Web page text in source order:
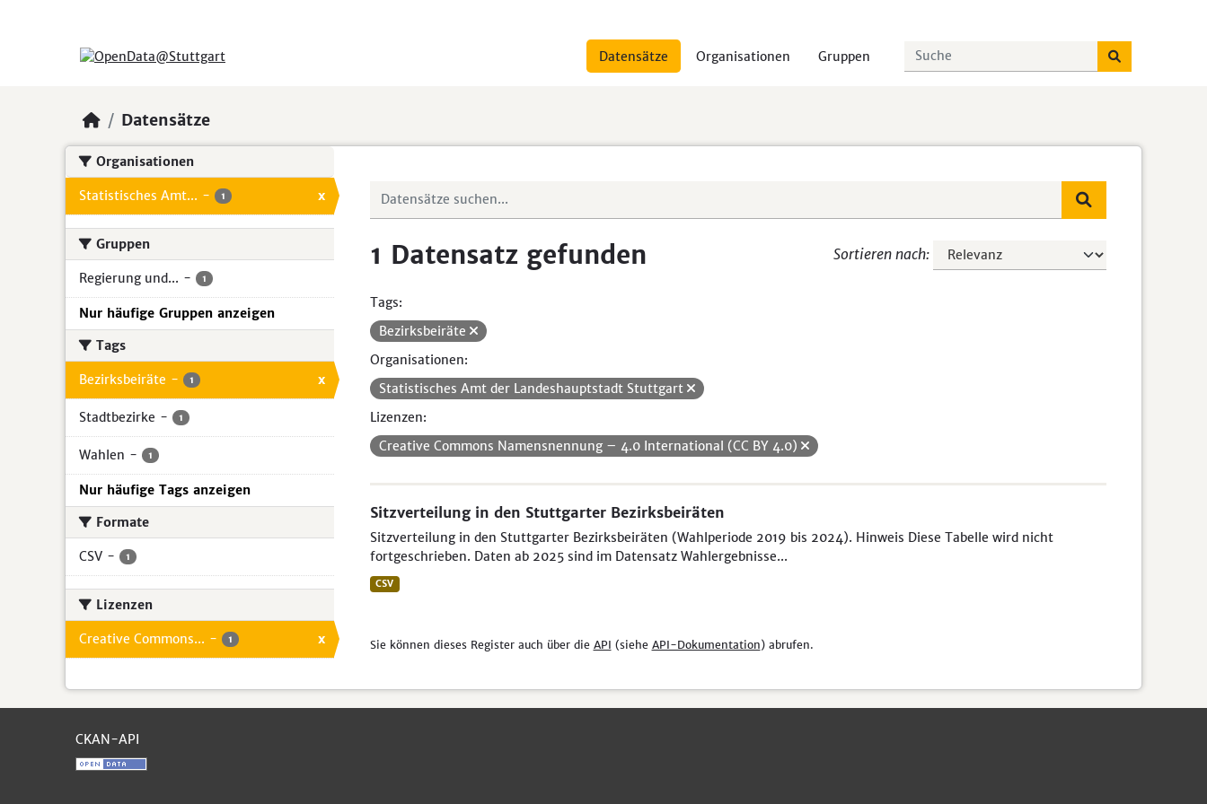
Datensätze Organisationen Gruppen
Datensätze
Organisationen
Statistisches Amt... - 1 x
Gruppen
Regierung und... - 1
Nur häufige Gruppen anzeigen
Tags
Bezirksbeiräte - 1 x
Stadtbezirke - 1
Wahlen - 1
Nur häufige Tags anzeigen
Formate
CSV - 1
Lizenzen
Creative Commons... - 1 x
Sortieren nach
1 Datensatz gefunden
Tags:
Bezirksbeiräte
Organisationen:
Statistisches Amt der Landeshauptstadt Stuttgart
Lizenzen:
Creative Commons Namensnennung – 4.0 International (CC BY 4.0)
Sitzverteilung in den Stuttgarter Bezirksbeiräten
Sitzverteilung in den Stuttgarter Bezirksbeiräten (Wahlperiode 2019 bis 2024). Hinweis Diese Tabelle wird nicht
fortgeschrieben. Daten ab 2025 sind im Datensatz Wahlergebnisse...
CSV
Sie können dieses Register auch über die API (siehe API-Dokumentation) abrufen.
CKAN-API